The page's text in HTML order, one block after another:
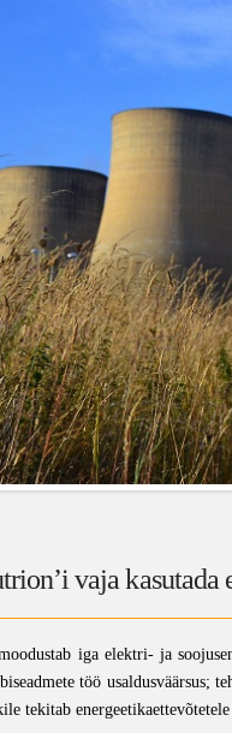
vaja kasutada
iga elektri- ja
töö usaldusväärsus;
tekitab